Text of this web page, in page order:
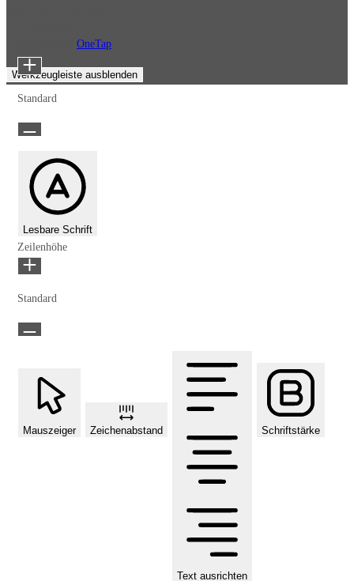
OneTap
Werkzeugleiste ausblenden
Standard
Lesbare Schrift
Zeilenhöhe
Standard
Mauszeiger Zeichenabstand
Text ausrichten
Schriftstärke